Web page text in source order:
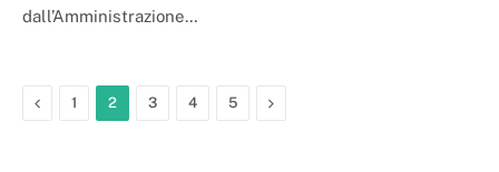
dall’Amministrazione…
Previous
1 2 3 4 5 Next